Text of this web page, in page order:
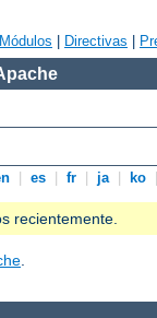
Módulos Directivas
es fr ja ko
recientemente.
.